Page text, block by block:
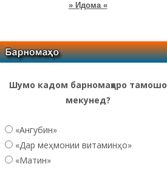
» Идома «
Шумо кадом барномаҳоро тамошо
мекунед?
«Ангубин»
«Дар меҳмонии витаминҳо»
«Матин»